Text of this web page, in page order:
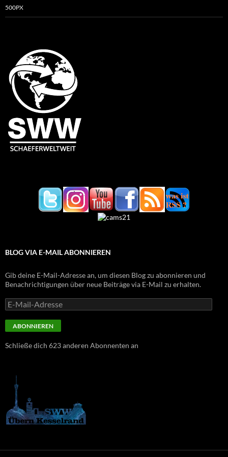
500PX
BLOG VIA E-MAIL ABONNIEREN
Gib deine E-Mail-Adresse an, um diesen Blog zu abonnieren und
Benachrichtigungen über neue Beiträge via E-Mail zu erhalten.
E-
Mail-
Adresse
ABONNIEREN
Schließe dich 623 anderen Abonnenten an